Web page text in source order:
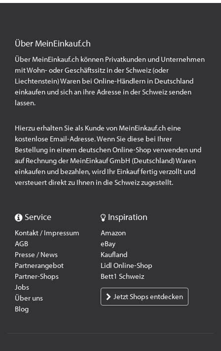
Über MeinEinkauf.ch
Über MeinEinkauf.ch können Privatkunden und Unternehmen
mit Wohn- oder Geschäftssitz in der Schweiz (oder
Liechtenstein) Waren bei Online-Händlern in Deutschland
einkaufen und sich an ihre Adresse in der Schweiz senden
lassen.
Hierzu erhalten Sie als Kunde von MeinEinkauf.ch eine
kostenlose Email-Adresse. Wenn Sie diese bei Ihrer
Bestellung in einem deutschen Online-Shop verwenden und
auf Rechnung der MeinEinkauf GmbH (Deutschland) Waren
einkaufen und bezahlen, wird Ihr Einkauf fertig verzollt und
versteuert direkt zu Ihnen in die Schweiz zugestellt.
Service
Kontakt / Impressum
AGB
Presse / News
Partnerangebot
Partner-Shops
Jobs
Über uns
Blog
Inspiration
Amazon
eBay
Kaufland
Lidl Online-Shop
Bett1 Schweiz
Jetzt Shops entdecken